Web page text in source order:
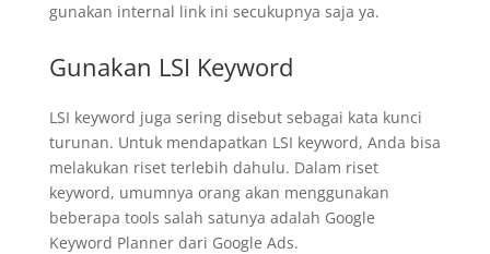
gunakan internal link ini secukupnya saja ya.
Gunakan LSI Keyword
LSI keyword juga sering disebut sebagai kata kunci
turunan. Untuk mendapatkan LSI keyword, Anda bisa
melakukan riset terlebih dahulu. Dalam riset
keyword, umumnya orang akan menggunakan
beberapa tools salah satunya adalah Google
Keyword Planner dari Google Ads.